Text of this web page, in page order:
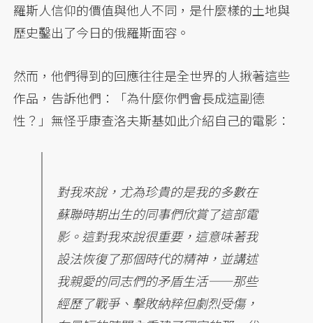
羅斯人信仰的價值與他人不同，是什麼樣的土地與
歷史鑿出了今日的俄羅斯面容。
然而，他們得到的回應往往是全世界的人揪著這些
作品，告訴他們：「為什麼你們會長成這副德
性？」無怪乎康查洛夫斯基如此介紹自己的電影：
對我來說，尤為珍貴的是我的多數在
蘇聯時期出生的同事們欣賞了這部電
影。這對我來說很重要，這意味著我
設法恢復了那個時代的精神，並講述
我親愛的同志們的矛盾生活——那些
經歷了戰爭、擊敗納粹但劇烈受傷，